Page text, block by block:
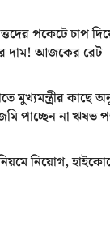
পকেটে চাপ
দাম! আজকের রেট
মুখ্যমন্ত্রীর কাছে
পাচ্ছেন না ঋষভ
নিয়োগ,